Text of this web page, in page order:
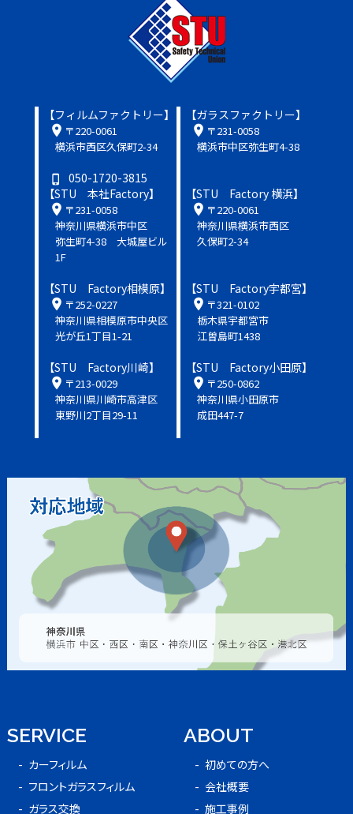
【フィルムファクトリー】
location_on 〒220-0061
横浜市西区久保町2-34
phone_iphone 050-1720-3815
【ガラスファクトリー】
location_on 〒231-0058
横浜市中区弥生町4-38
【STU 本社Factory】
location_on 〒231-0058
神奈川県横浜市中区
弥生町4-38 大城屋ビル
1F
【STU Factory 横浜】
location_on 〒220-0061
神奈川県横浜市西区
久保町2-34
【STU Factory相模原】
location_on 〒252-0227
神奈川県相模原市中央区
光が丘1丁目1-21
【STU Factory宇都宮】
location_on 〒321-0102
栃木県宇都宮市
江曽島町1438
【STU Factory川崎】
location_on 〒213-0029
神奈川県川崎市高津区
東野川2丁目29-11
【STU Factory小田原】
location_on 〒250-0862
神奈川県小田原市
成田447-7
SERVICE
カーフィルム
フロントガラスフィルム
ガラス交換
ABOUT
初めての方へ
会社概要
施工事例